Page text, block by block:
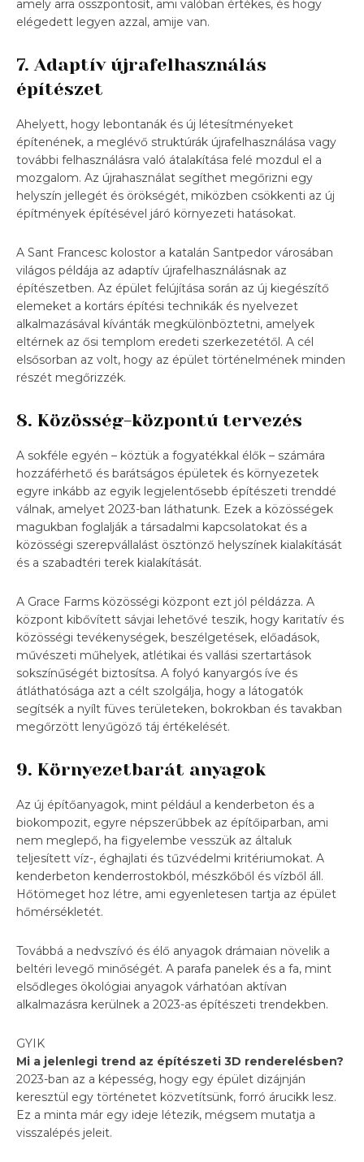
amely arra összpontosít, ami valóban értékes, és hogy
elégedett legyen azzal, amije van.
7. Adaptív újrafelhasználás
építészet
Ahelyett, hogy lebontanák és új létesítményeket
építenének, a meglévő struktúrák újrafelhasználása vagy
további felhasználásra való átalakítása felé mozdul el a
mozgalom. Az újrahasználat segíthet megőrizni egy
helyszín jellegét és örökségét, miközben csökkenti az új
építmények építésével járó környezeti hatásokat.
A Sant Francesc kolostor a katalán Santpedor városában
világos példája az adaptív újrafelhasználásnak az
építészetben. Az épület felújítása során az új kiegészítő
elemeket a kortárs építési technikák és nyelvezet
alkalmazásával kívánták megkülönböztetni, amelyek
eltérnek az ősi templom eredeti szerkezetétől. A cél
elsősorban az volt, hogy az épület történelmének minden
részét megőrizzék.
8. Közösség-központú tervezés
A sokféle egyén – köztük a fogyatékkal élők – számára
hozzáférhető és barátságos épületek és környezetek
egyre inkább az egyik legjelentősebb építészeti trenddé
válnak, amelyet 2023-ban láthatunk. Ezek a közösségek
magukban foglalják a társadalmi kapcsolatokat és a
közösségi szerepvállalást ösztönző helyszínek kialakítását
és a szabadtéri terek kialakítását.
A Grace Farms közösségi központ ezt jól példázza. A
központ kibővített sávjai lehetővé teszik, hogy karitatív és
közösségi tevékenységek, beszélgetések, előadások,
művészeti műhelyek, atlétikai és vallási szertartások
sokszínűségét biztosítsa. A folyó kanyargós íve és
átláthatósága azt a célt szolgálja, hogy a látogatók
segítsék a nyílt füves területeken, bokrokban és tavakban
megőrzött lenyűgöző táj értékelését.
9. Környezetbarát anyagok
Az új építőanyagok, mint például a kenderbeton és a
biokompozit, egyre népszerűbbek az építőiparban, ami
nem meglepő, ha figyelembe vesszük az általuk
teljesített víz-, éghajlati és tűzvédelmi kritériumokat. A
kenderbeton kenderrostokból, mészkőből és vízből áll.
Hőtömeget hoz létre, ami egyenletesen tartja az épület
hőmérsékletét.
Továbbá a nedvszívó és élő anyagok drámaian növelik a
beltéri levegő minőségét. A parafa panelek és a fa, mint
elsődleges ökológiai anyagok várhatóan aktívan
alkalmazásra kerülnek a 2023-as építészeti trendekben.
GYIK
Mi a jelenlegi trend az építészeti 3D renderelésben?
2023-ban az a képesség, hogy egy épület dizájnján
keresztül egy történetet közvetítsünk, forró árucikk lesz.
Ez a minta már egy ideje létezik, mégsem mutatja a
visszalépés jeleit.